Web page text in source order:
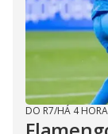
DO R7/HÁ 4